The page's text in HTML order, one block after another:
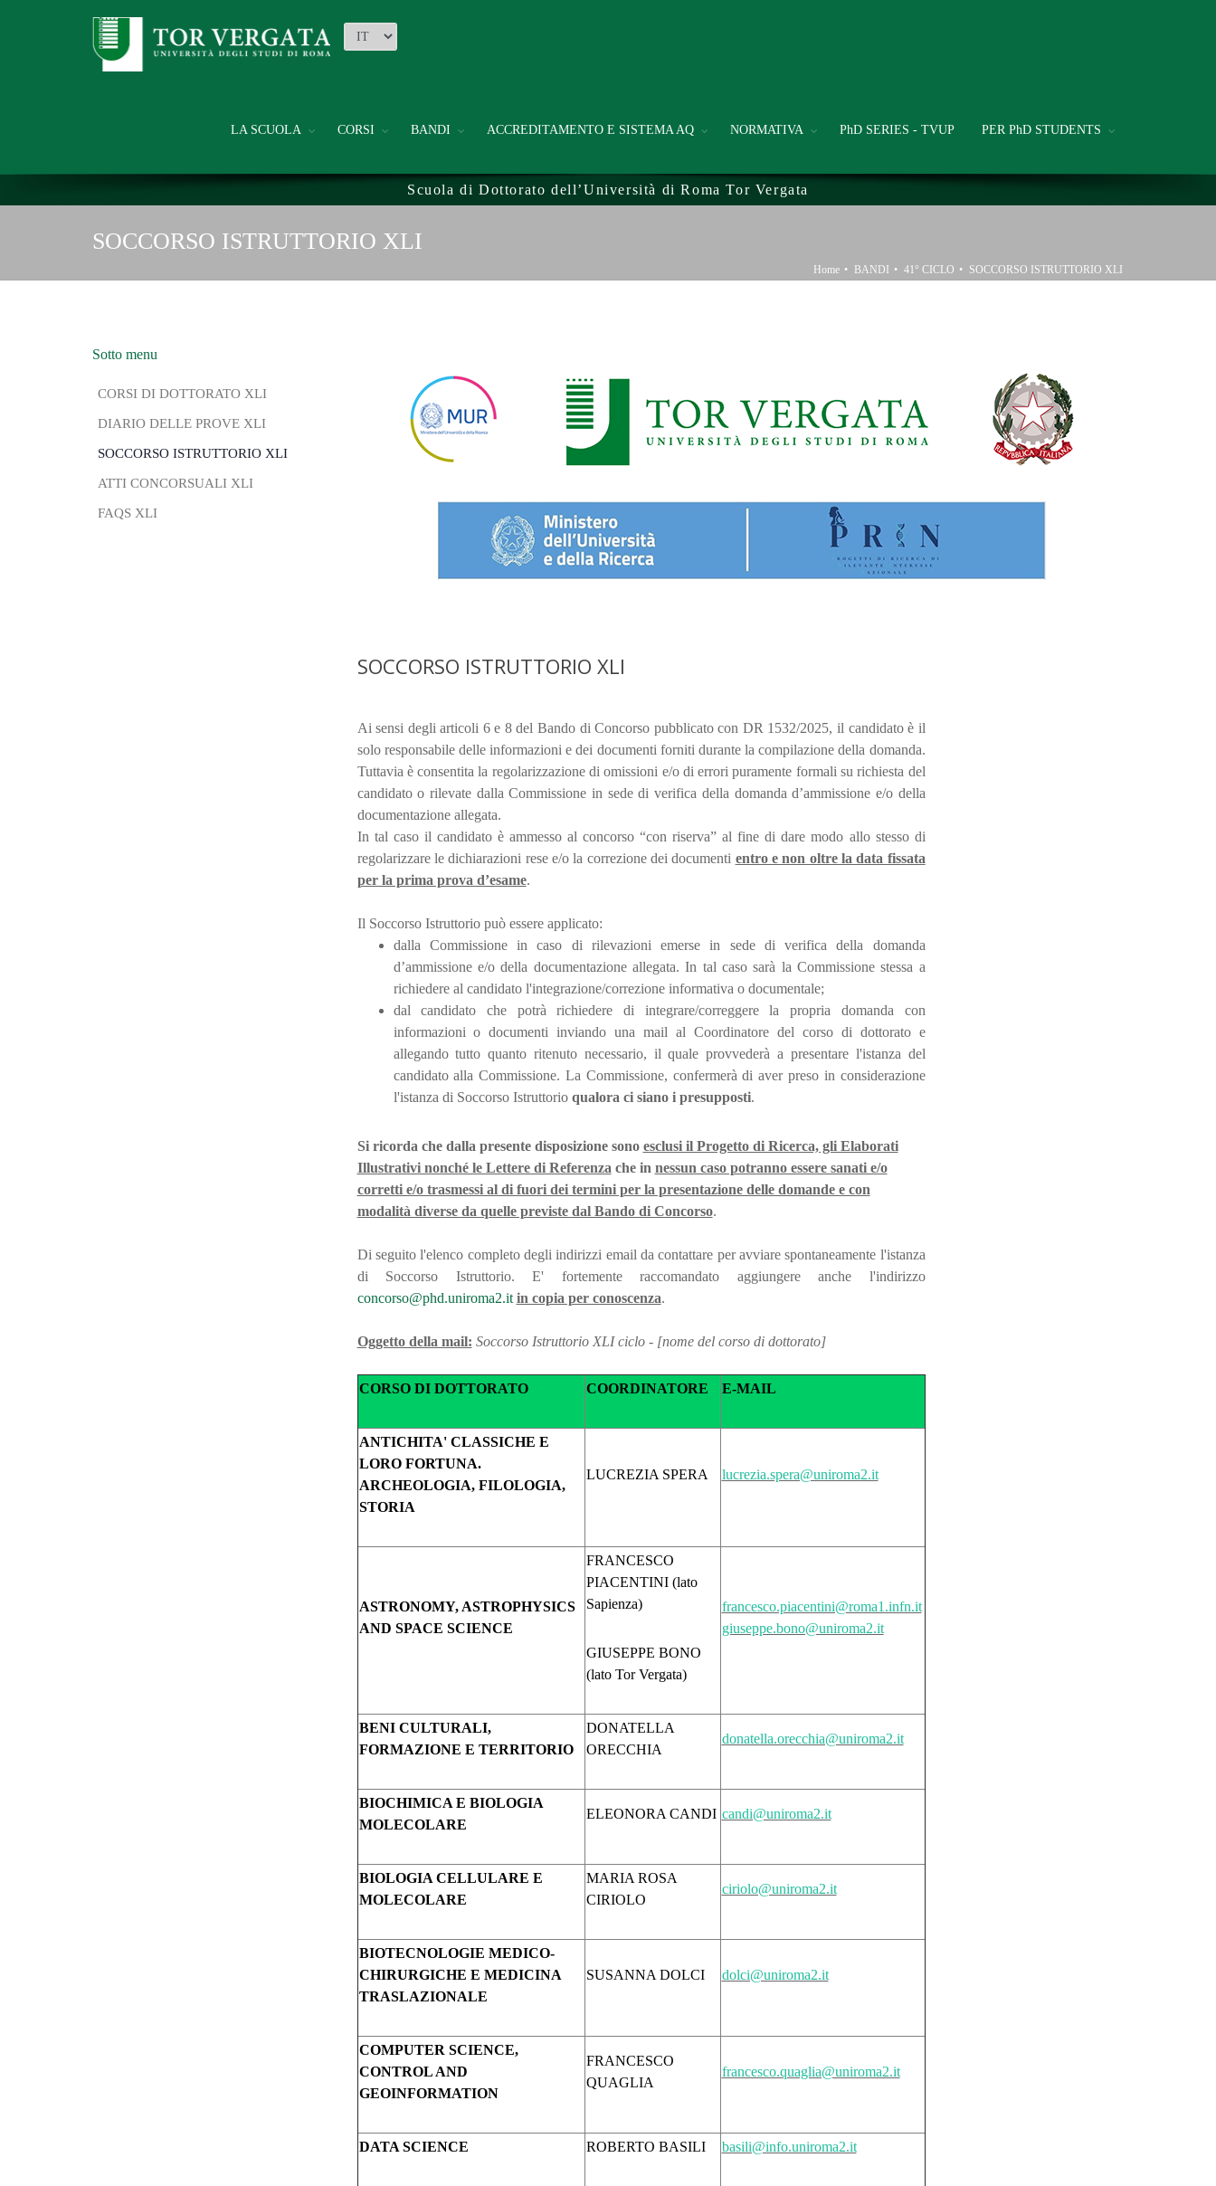
LA SCUOLA CORSI BANDI ACCREDITAMENTO E SISTEMA AQ NORMATIVA PhD SERIES - TVUP PER PhD STUDENTS
Scuola di Dottorato dell’Università di Roma Tor Vergata
SOCCORSO ISTRUTTORIO XLI
Home BANDI 41° CICLO SOCCORSO ISTRUTTORIO XLI
Sotto menu
CORSI DI DOTTORATO XLI
DIARIO DELLE PROVE XLI
SOCCORSO ISTRUTTORIO XLI
ATTI CONCORSUALI XLI
FAQS XLI
SOCCORSO ISTRUTTORIO XLI
Ai sensi degli articoli 6 e 8 del Bando di Concorso pubblicato con DR 1532/2025, il candidato è il
solo responsabile delle informazioni e dei documenti forniti durante la compilazione della domanda.
Tuttavia è consentita la regolarizzazione di omissioni e/o di errori puramente formali su richiesta del
candidato o rilevate dalla Commissione in sede di verifica della domanda d’ammissione e/o della
documentazione allegata.
In tal caso il candidato è ammesso al concorso “con riserva” al fine di dare modo allo stesso di
regolarizzare le dichiarazioni rese e/o la correzione dei documenti entro e non oltre la data fissata
per la prima prova d’esame.
Il Soccorso Istruttorio può essere applicato:
dalla Commissione in caso di rilevazioni emerse in sede di verifica della domanda
d’ammissione e/o della documentazione allegata. In tal caso sarà la Commissione stessa a
richiedere al candidato l'integrazione/correzione informativa o documentale;
dal candidato che potrà richiedere di integrare/correggere la propria domanda con
informazioni o documenti inviando una mail al Coordinatore del corso di dottorato e
allegando tutto quanto ritenuto necessario, il quale provvederà a presentare l'istanza del
candidato alla Commissione. La Commissione, confermerà di aver preso in considerazione
l'istanza di Soccorso Istruttorio qualora ci siano i presupposti.
Si ricorda che dalla presente disposizione sono esclusi il Progetto di Ricerca, gli Elaborati
Illustrativi nonché le Lettere di Referenza che in nessun caso potranno essere sanati e/o
corretti e/o trasmessi al di fuori dei termini per la presentazione delle domande e con
modalità diverse da quelle previste dal Bando di Concorso.
Di seguito l'elenco completo degli indirizzi email da contattare per avviare spontaneamente l'istanza
di Soccorso Istruttorio. E' fortemente raccomandato aggiungere anche l'indirizzo
concorso@phd.uniroma2.it in copia per conoscenza.
Oggetto della mail: Soccorso Istruttorio XLI ciclo - [nome del corso di dottorato]
CORSO DI DOTTORATO COORDINATORE E-MAIL
ANTICHITA' CLASSICHE E
LORO FORTUNA.
ARCHEOLOGIA, FILOLOGIA,
STORIA
LUCREZIA SPERA lucrezia.spera@uniroma2.it
ASTRONOMY, ASTROPHYSICS
AND SPACE SCIENCE
FRANCESCO
PIACENTINI (lato
Sapienza)
GIUSEPPE BONO
(lato Tor Vergata)
francesco.piacentini@roma1.infn.it
giuseppe.bono@uniroma2.it
BENI CULTURALI,
FORMAZIONE E TERRITORIO
DONATELLA
ORECCHIA
donatella.orecchia@uniroma2.it
BIOCHIMICA E BIOLOGIA
MOLECOLARE
ELEONORA CANDI candi@uniroma2.it
BIOLOGIA CELLULARE E
MOLECOLARE
MARIA ROSA
CIRIOLO
ciriolo@uniroma2.it
BIOTECNOLOGIE MEDICO-
CHIRURGICHE E MEDICINA
TRASLAZIONALE
SUSANNA DOLCI dolci@uniroma2.it
COMPUTER SCIENCE,
CONTROL AND
GEOINFORMATION
FRANCESCO
QUAGLIA
francesco.quaglia@uniroma2.it
DATA SCIENCE ROBERTO BASILI basili@info.uniroma2.it